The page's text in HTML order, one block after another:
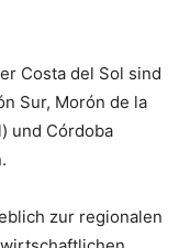
Costa del Sol sind
Sur, Morón de la
und Córdoba
zur regionalen